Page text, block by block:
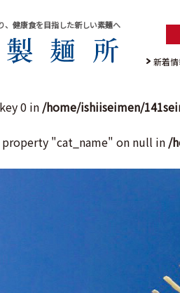
、健康食を目指した新しい素麺へ
新着
0 in /home/ishiiseimen/
"cat_name" on null in /